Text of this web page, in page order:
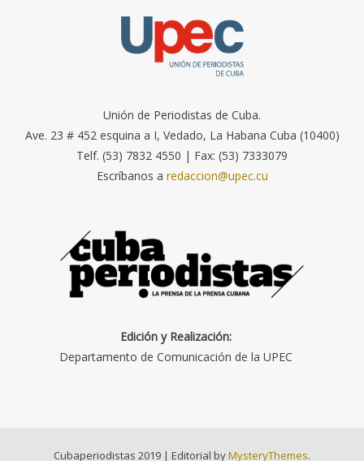
Unión de Periodistas de Cuba.
Ave. 23 # 452 esquina a I, Vedado, La Habana Cuba (10400)
Telf. (53) 7832 4550 | Fax: (53) 7333079
Escríbanos a redaccion@upec.cu
Edición y Realización:
Departamento de Comunicación de la UPEC
Cubaperiodistas 2019 | Editorial byMysteryThemes.